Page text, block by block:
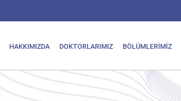
HAKKIMIZDA DOKTORLARIMIZ BÖLÜMLERİMİZ